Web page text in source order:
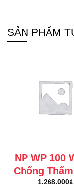
SẢN PHẨM
NP WP 100
Chống
1.268.000₫